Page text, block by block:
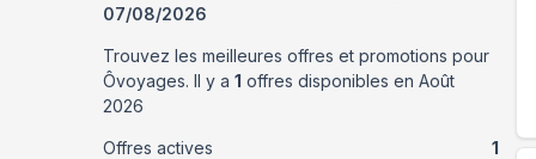
07/08/2026
Trouvez les meilleures offres et promotions pour
Ôvoyages. Il y a 1 offres disponibles en Août
2026
Offres actives
1